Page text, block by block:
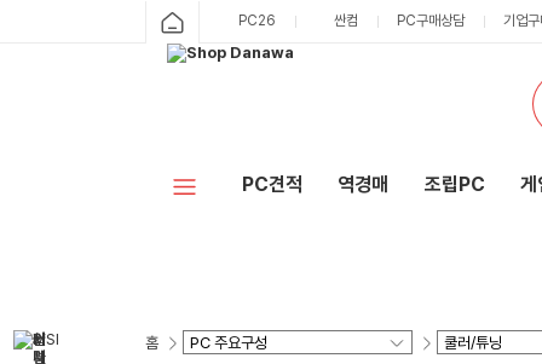
PC26 싼컴 PC구매상담 기업
PC견적 역경매 조립PC 게
홈